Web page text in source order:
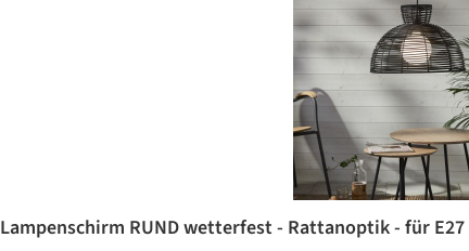
Lampenschirm RUND wetterfest - Rattanoptik - für E27